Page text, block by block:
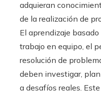
adquieran
de la realización de
El aprendizaje
trabajo en equipo, el
resolución de
deben investigar,
a desafíos reales.